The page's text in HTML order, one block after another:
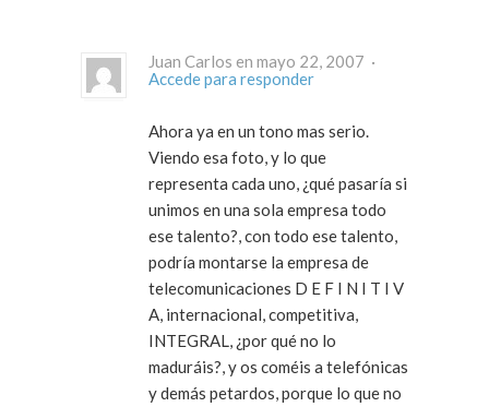
Juan Carlos en mayo 22, 2007 ·
Accede para responder
Ahora ya en un tono mas serio.
Viendo esa foto, y lo que
representa cada uno, ¿qué pasaría si
unimos en una sola empresa todo
ese talento?, con todo ese talento,
podría montarse la empresa de
telecomunicaciones D E F I N I T I V
A, internacional, competitiva,
INTEGRAL, ¿por qué no lo
maduráis?, y os coméis a telefónicas
y demás petardos, porque lo que no